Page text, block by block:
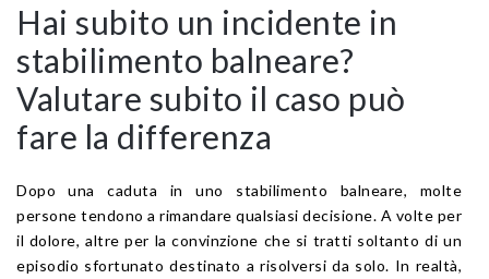
Hai subito un incidente in
stabilimento balneare?
Valutare subito il caso può
fare la differenza
Dopo una caduta in uno stabilimento balneare, molte
persone tendono a rimandare qualsiasi decisione. A volte per
il dolore, altre per la convinzione che si tratti soltanto di un
episodio sfortunato destinato a risolversi da solo. In realtà,